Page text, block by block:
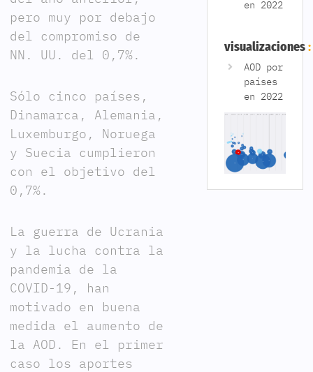
pero muy por debajo
del compromiso de
NN. UU. del 0,7%.
Sólo cinco países,
Dinamarca, Alemania,
Luxemburgo, Noruega
y Suecia cumplieron
con el objetivo del
0,7%.
La guerra de Ucrania
y la lucha contra la
pandemia de la
COVID-19, han
motivado en buena
medida el aumento de
la AOD. En el primer
caso los aportes
en 2022
visualizaciones
AOD por
países
en 2022